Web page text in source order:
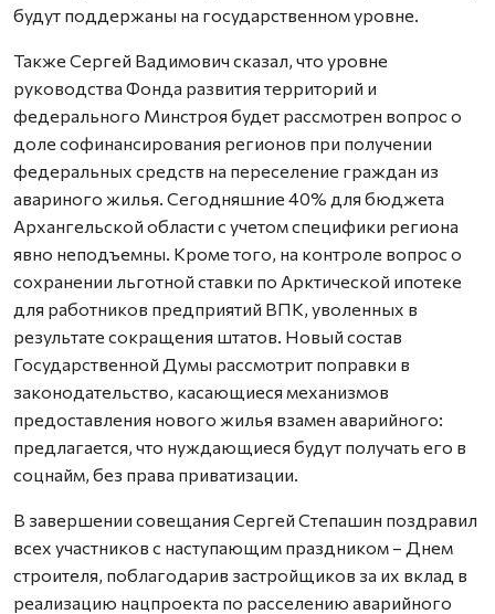
будут поддержаны на государственном уровне.
Также Сергей Вадимович сказал, что уровне
руководства Фонда развития территорий и
федерального Минстроя будет рассмотрен вопрос о
доле софинансирования регионов при получении
федеральных средств на переселение граждан из
авариного жилья. Сегодняшние 40% для бюджета
Архангельской области с учетом специфики региона
явно неподъемны. Кроме того, на контроле вопрос о
сохранении льготной ставки по Арктической ипотеке
для работников предприятий ВПК, уволенных в
результате сокращения штатов. Новый состав
Государственной Думы рассмотрит поправки в
законодательство, касающиеся механизмов
предоставления нового жилья взамен аварийного:
предлагается, что нуждающиеся будут получать его в
соцнайм, без права приватизации.
В завершении совещания Сергей Степашин поздравил
всех участников с наступающим праздником – Днем
строителя, поблагодарив застройщиков за их вклад в
реализацию нацпроекта по расселению аварийного